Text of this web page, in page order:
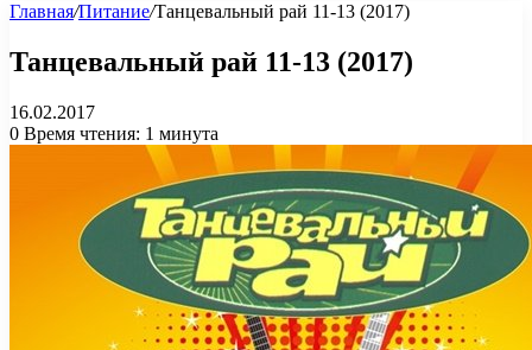
Главная/Питание/Танцевальный рай 11-13 (2017)
Танцевальный рай 11-13 (2017)
16.02.2017
0 Время чтения: 1 минута